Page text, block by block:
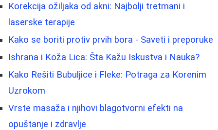
Korekcija ožiljaka od akni: Najbolji tretmani i
laserske terapije
Kako se boriti protiv prvih bora - Saveti i preporuke
Ishrana i Koža Lica: Šta Kažu Iskustva i Nauka?
Kako Rešiti Bubuljice i Fleke: Potraga za Korenim
Uzrokom
Vrste masaža i njihovi blagotvorni efekti na
opuštanje i zdravlje